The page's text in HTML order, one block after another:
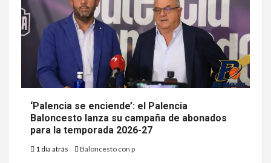
‘Palencia se enciende’: el Palencia
Baloncesto lanza su campaña de abonados
para la temporada 2026-27
1 día atrás Baloncesto con p